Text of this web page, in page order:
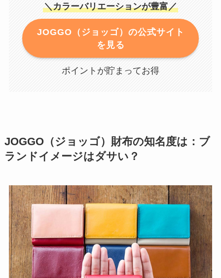
＼カラーバリエーションが豊富／
JOGGO（ジョッゴ）の公式サイト
を見る
ポイントが貯まってお得
JOGGO（ジョッゴ）財布の知名度は：ブ
ランドイメージはダサい？